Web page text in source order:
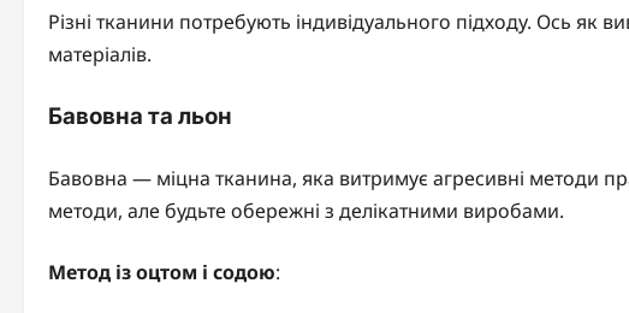
Різні тканини потребують індивідуального підходу. Ось як
матеріалів.
Бавовна та льон
Бавовна — міцна тканина, яка витримує агресивні методи
методи, але будьте обережні з делікатними виробами.
Метод із оцтом і содою: